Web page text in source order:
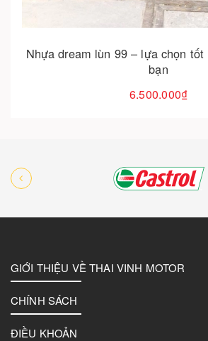
Nhựa dream lùn 99 – lựa chọn
bạn
6.500.000₫
GIỚI THIỆU VỀ THAI VINH MOTOR
CHÍNH SÁCH
ĐIỀU KHOẢN